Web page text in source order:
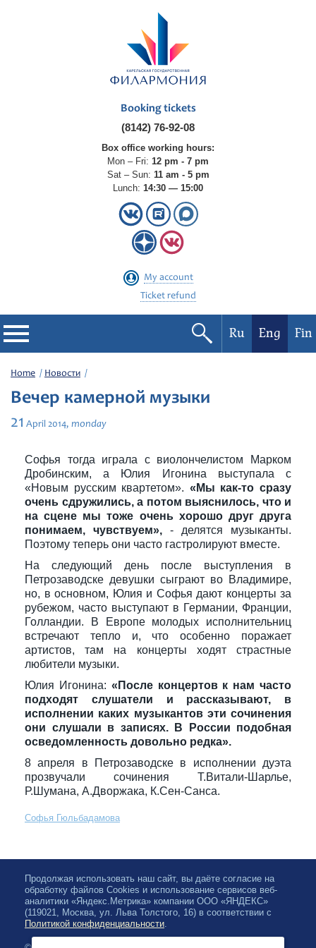
Booking tickets
(8142) 76-92-08
Box office working hours:
Mon – Fri: 12 pm - 7 pm
Sat – Sun: 11 am - 5 pm
Lunch: 14:30 — 15:00
My account
Ticket refund
Philharmonic
Current events
Ru Eng Fin
Home Новости
Вечер камерной музыки
21 April 2014, monday
Софья тогда играла с виолончелистом Марком
Дробинским, а Юлия Игонина выступала с
«Новым русским квартетом». «Мы как-то сразу
очень сдружились, а потом выяснилось, что и
на сцене мы тоже очень хорошо друг друга
понимаем, чувствуем», - делятся музыканты.
Поэтому теперь они часто гастролируют вместе.
На следующий день после выступления в
Петрозаводске девушки сыграют во Владимире,
но, в основном, Юлия и Софья дают концерты за
рубежом, часто выступают в Германии, Франции,
Голландии. В Европе молодых исполнительниц
встречают тепло и, что особенно поражает
артистов, там на концерты ходят страстные
любители музыки.
Юлия Игонина: «После концертов к нам часто
подходят слушатели и рассказывают, в
исполнении каких музыкантов эти сочинения
они слушали в записях. В России подобная
осведомленность довольно редка».
8 апреля в Петрозаводске в исполнении дуэта
прозвучали сочинения Т.Витали-Шарлье,
Р.Шумана, А.Дворжака, К.Сен-Санса.
Софья Гюльбадамова
Продолжая использовать наш сайт, вы даёте согласие на
обработку файлов Cookies и использование сервисов веб-
аналитики «Яндекс.Метрика» компании ООО «ЯНДЕКС»
(119021, Москва, ул. Льва Толстого, 16) в соответствии с
Политикой конфиденциальности.